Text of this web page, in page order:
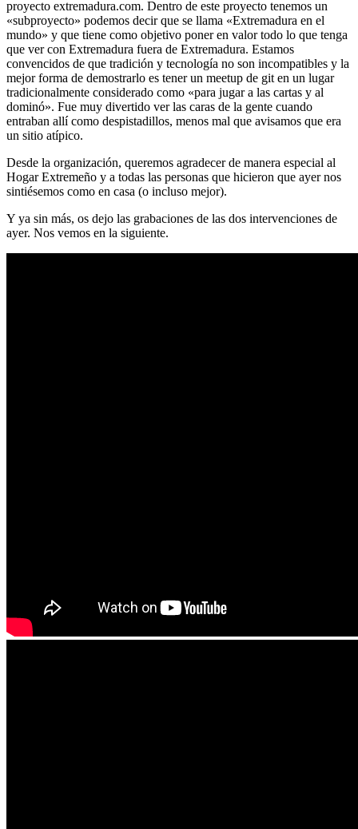
proyecto extremadura.com. Dentro de este proyecto tenemos un
«subproyecto» podemos decir que se llama «Extremadura en el
mundo» y que tiene como objetivo poner en valor todo lo que tenga
que ver con Extremadura fuera de Extremadura. Estamos
convencidos de que tradición y tecnología no son incompatibles y la
mejor forma de demostrarlo es tener un meetup de git en un lugar
tradicionalmente considerado como «para jugar a las cartas y al
dominó». Fue muy divertido ver las caras de la gente cuando
entraban allí como despistadillos, menos mal que avisamos que era
un sitio atípico.
Desde la organización, queremos agradecer de manera especial al
Hogar Extremeño y a todas las personas que hicieron que ayer nos
sintiésemos como en casa (o incluso mejor).
Y ya sin más, os dejo las grabaciones de las dos intervenciones de
ayer. Nos vemos en la siguiente.